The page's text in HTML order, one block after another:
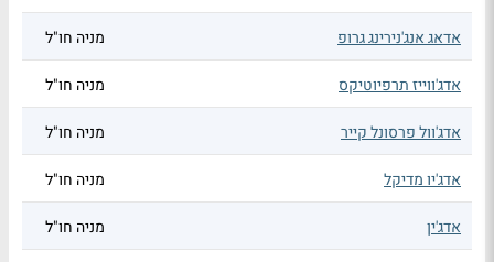
אדאג אנג'נירינג גרופ מניה חו"ל
אדג'ווייז תרפיוטיקס מניה חו"ל
אדג'וול פרסונל קייר מניה חו"ל
אדג'יו מדיקל מניה חו"ל
אדג'ין מניה חו"ל